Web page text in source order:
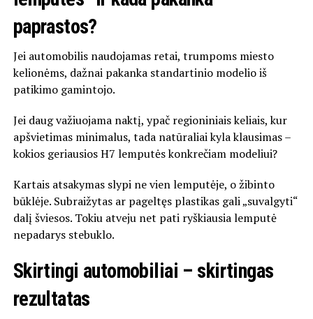
paprastos?
Jei automobilis naudojamas retai, trumpoms miesto
kelionėms, dažnai pakanka standartinio modelio iš
patikimo gamintojo.
Jei daug važiuojama naktį, ypač regioniniais keliais, kur
apšvietimas minimalus, tada natūraliai kyla klausimas –
kokios geriausios H7 lemputės konkrečiam modeliui?
Kartais atsakymas slypi ne vien lemputėje, o žibinto
būklėje. Subraižytas ar pageltęs plastikas gali „suvalgyti“
dalį šviesos. Tokiu atveju net pati ryškiausia lemputė
nepadarys stebuklo.
Skirtingi automobiliai – skirtingas
rezultatas